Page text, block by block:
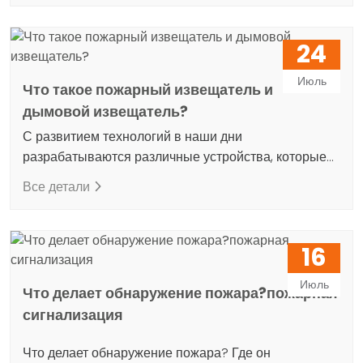
основу традиционных систем безопасности. Эти
детекторы всегда пользуются популярностью, так
как они поддерживают новейшие технологии.
Конвенциональный дымовой детектор - это
устройство безопасности, используемое для
обнаружения опасностей,…
24
Июль
Что такое пожарный извещатель и
дымовой извещатель?
С развитием технологий в наши дни
разрабатываются различные устройства, которые
делают нашу жизнь более безопасной и
комфортной. Одним из таких устройств являются
важную роль в борьбе с пожарами и выполняют
функцию раннего предупреждения, спасая жизни.
Пожарный датчик - это устройство безопасности,
разработанное для обнаружения потенциального
пожара и…
Все детали
16
Июль
Что делает обнаружение пожара?пожарная
сигнализация
Что делает обнаружение пожара? Где он